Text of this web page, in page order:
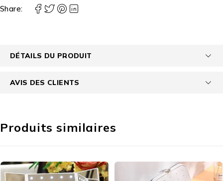
Share:
DÉTAILS DU PRODUIT
AVIS DES CLIENTS
Produits similaires